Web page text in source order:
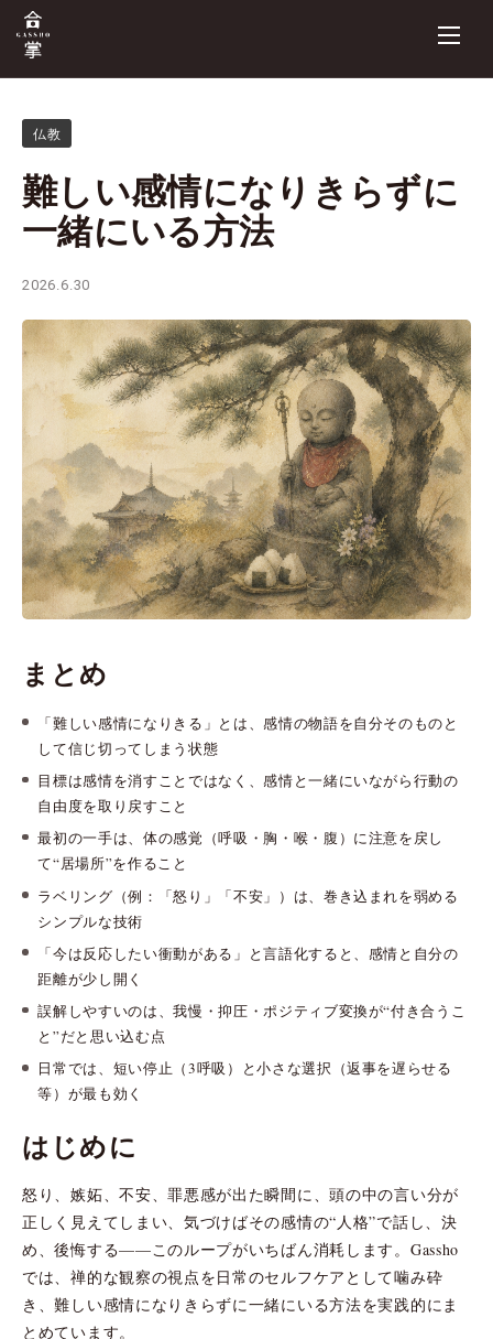
仏教
難しい感情になりきらずに
一緒にいる方法
2026.6.30
まとめ
「難しい感情になりきる」とは、感情の物語を自分そのものと
して信じ切ってしまう状態
目標は感情を消すことではなく、感情と一緒にいながら行動の
自由度を取り戻すこと
最初の一手は、体の感覚（呼吸・胸・喉・腹）に注意を戻し
て“居場所”を作ること
ラベリング（例：「怒り」「不安」）は、巻き込まれを弱める
シンプルな技術
「今は反応したい衝動がある」と言語化すると、感情と自分の
距離が少し開く
誤解しやすいのは、我慢・抑圧・ポジティブ変換が“付き合うこ
と”だと思い込む点
日常では、短い停止（3呼吸）と小さな選択（返事を遅らせる
等）が最も効く
はじめに
怒り、嫉妬、不安、罪悪感が出た瞬間に、頭の中の言い分が
正しく見えてしまい、気づけばその感情の“人格”で話し、決
め、後悔する——このループがいちばん消耗します。Gassho
では、禅的な観察の視点を日常のセルフケアとして噛み砕
き、難しい感情になりきらずに一緒にいる方法を実践的にま
とめています。